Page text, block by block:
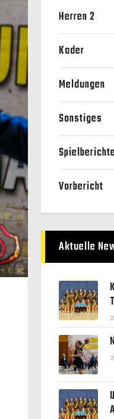
Herren 2
Kader
Meldungen
Sonstiges
Spielberichte
Vorbericht
Aktuelle